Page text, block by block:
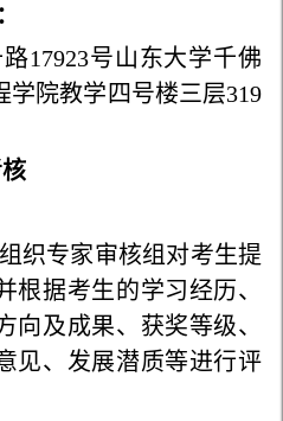
17923号山东大学千佛
学院教学四号楼三层319
织专家审核组对考生提
根据考生的学习经历、
向及成果、获奖等级、
见、发展潜质等进行评